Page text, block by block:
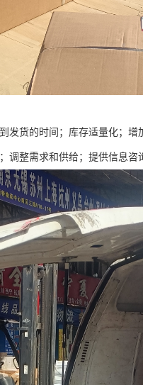
发货的时间；库存适量化；
调整需求和供给；提供信息咨